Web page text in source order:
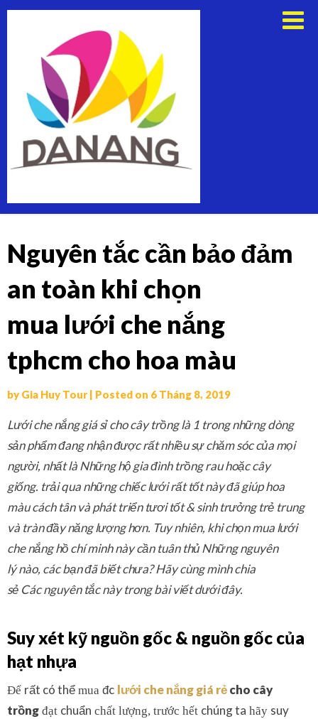
Skip
Nguyên tắc cần bảo đảm
an toàn khi chọn
mua lưới che nắng
tphcm cho hoa màu
by Gia Huy Tour | Posted on 6 Tháng 8, 2019
Lưới che nắng giá sỉchocây trồnglà 1 trong nhữngdòng
sản phẩmđang nhậnđược rất nhiềusựchăm sóccủamọi
người, nhất làNhữnghộgia đìnhtrồng rau hoặc cây
giống. trải quanhững chiếclướirất tốtnày đã giúphoa
màucách tân và phát triển tươi tốt&sinh trưởngtrẻ trung
và tràn đầy năng lượnghơn. Tuy nhiên, khi chọn mualưới
che nắng hồ chí minhnàycần tuân thủNhữngnguyên
lýnào, các bạnđã biết chưa? Hãy cùng mìnhchia
sẻ Cácnguyên tắcnày trongbài viếtdưới đây.
Suy xét kỹ nguồn gốc & nguồn gốc của
hạt nhựa
Để rất có thể mua đc lưới che nắng giá rẻcho cây
trồng đạt chuẩn chất lượng, trước hết chúng ta hãy suy